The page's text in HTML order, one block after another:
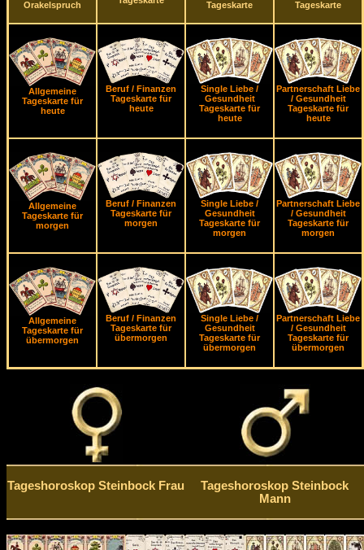
Orakelspruch
Tageskarte
Tageskarte
Allgemeine
Tageskarte für
heute
Beruf / Finanzen
Tageskarte für
heute
Single Liebe /
Gesundheit
Tageskarte für
heute
Partnerschaft Liebe
/ Gesundheit
Tageskarte für
heute
Allgemeine
Tageskarte für
morgen
Beruf / Finanzen
Tageskarte für
morgen
Single Liebe /
Gesundheit
Tageskarte für
morgen
Partnerschaft Liebe
/ Gesundheit
Tageskarte für
morgen
Allgemeine
Tageskarte für
übermorgen
Beruf / Finanzen
Tageskarte für
übermorgen
Single Liebe /
Gesundheit
Tageskarte für
übermorgen
Partnerschaft Liebe
/ Gesundheit
Tageskarte für
übermorgen
Tageshoroskop Steinbock Frau
Tageshoroskop Steinbock
Mann